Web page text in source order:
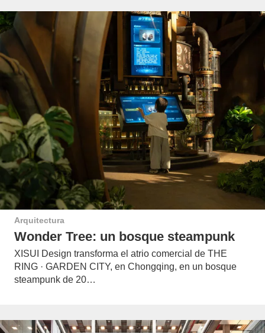
Arquitectura
Wonder Tree: un bosque steampunk
XISUI Design transforma el atrio comercial de THE
RING · GARDEN CITY, en Chongqing, en un bosque
steampunk de 20…